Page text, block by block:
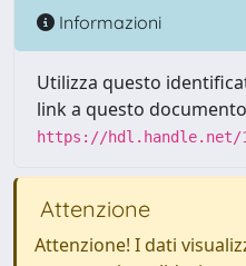
Informazioni
Utilizza questo
link a questo
https://hdl.handle.net/
Attenzione
Attenzione! I dati